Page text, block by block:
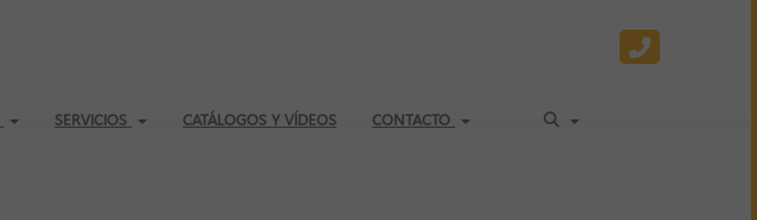
SERVICIOS CATÁLOGOS Y VÍDEOS CONTACTO